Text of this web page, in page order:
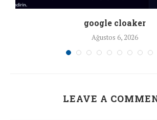
google cloaker
Ağustos 6, 2026
LEAVE A